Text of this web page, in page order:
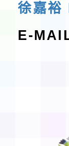
徐嘉
E-